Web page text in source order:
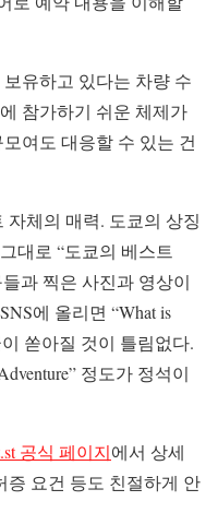
유하고 있다는 차량 수
참가하기 쉬운 체제가
여도 대응할 수 있는 건
체의 매력. 도쿄의 상징
대로 “도쿄의 베스트
과 찍은 사진과 영상이
에 올리면 “What is
이 쏟아질 것이 틀림없다.
정도가 정석이
공식 페이지에서 상세
증 요건 등도 친절하게 안